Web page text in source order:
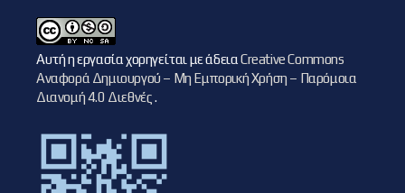
Αυτή η εργασία χορηγείται με άδειαCreative Commons
Αναφορά Δημιουργού – Μη Εμπορική Χρήση – Παρόμοια
Διανομή 4.0 Διεθνές.